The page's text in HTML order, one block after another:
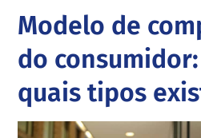
Modelo de
do
quais tipos